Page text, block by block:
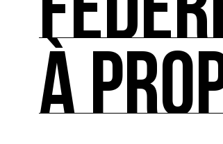
FÉDÉRER
Le répertoire des acteurs de
À